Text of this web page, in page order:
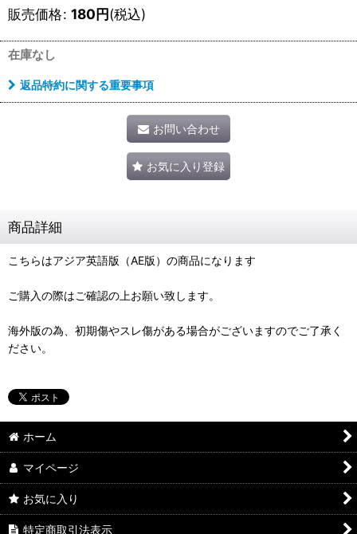
販売価格: 180円(税込)
在庫なし
返品特約に関する重要事項
お問い合わせ
お気に入り登録
商品詳細
こちらはアジア英語版（AE版）の商品になります
ご購入の際はご確認の上お願い致します。
海外版の為、初期傷やスレ傷がある場合がございますのでご了承く
ださい。
ホーム
マイページ
お気に入り
特定商取引法表示